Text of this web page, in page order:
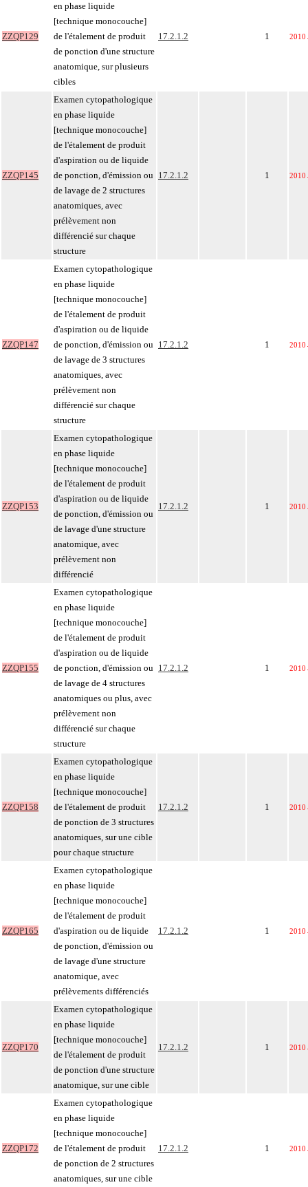
ZZQP129
en phase liquide
[technique monocouche]
de l'étalement de produit
de ponction d'une structure
anatomique, sur plusieurs
cibles
17.2.1.2 1 2010
ZZQP145
Examen cytopathologique
en phase liquide
[technique monocouche]
de l'étalement de produit
d'aspiration ou de liquide
de ponction, d'émission ou
de lavage de 2 structures
anatomiques, avec
prélèvement non
différencié sur chaque
structure
17.2.1.2 1 2010
ZZQP147
Examen cytopathologique
en phase liquide
[technique monocouche]
de l'étalement de produit
d'aspiration ou de liquide
de ponction, d'émission ou
de lavage de 3 structures
anatomiques, avec
prélèvement non
différencié sur chaque
structure
17.2.1.2 1 2010
ZZQP153
Examen cytopathologique
en phase liquide
[technique monocouche]
de l'étalement de produit
d'aspiration ou de liquide
de ponction, d'émission ou
de lavage d'une structure
anatomique, avec
prélèvement non
différencié
17.2.1.2 1 2010
ZZQP155
Examen cytopathologique
en phase liquide
[technique monocouche]
de l'étalement de produit
d'aspiration ou de liquide
de ponction, d'émission ou
de lavage de 4 structures
anatomiques ou plus, avec
prélèvement non
différencié sur chaque
structure
17.2.1.2 1 2010
ZZQP158
Examen cytopathologique
en phase liquide
[technique monocouche]
de l'étalement de produit
de ponction de 3 structures
anatomiques, sur une cible
pour chaque structure
17.2.1.2 1 2010
ZZQP165
Examen cytopathologique
en phase liquide
[technique monocouche]
de l'étalement de produit
d'aspiration ou de liquide
de ponction, d'émission ou
de lavage d'une structure
anatomique, avec
prélèvements différenciés
17.2.1.2 1 2010
ZZQP170
Examen cytopathologique
en phase liquide
[technique monocouche]
de l'étalement de produit
de ponction d'une structure
anatomique, sur une cible
17.2.1.2 1 2010
ZZQP172
Examen cytopathologique
en phase liquide
[technique monocouche]
de l'étalement de produit
de ponction de 2 structures
anatomiques, sur une cible
17.2.1.2 1 2010